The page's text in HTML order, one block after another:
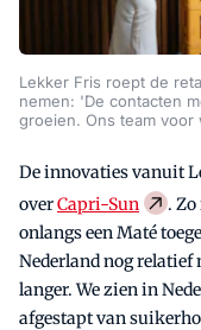
Lekker Fris roept de
nemen: 'De contacten
groeien. Ons team voor
De innovaties vanuit
overCapri-Sun
.
onlangs een Maté
Nederland nog relatief
langer. We zien in
afgestapt van